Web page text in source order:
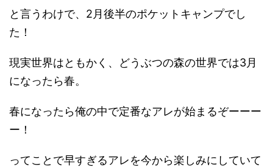
と言うわけで、2月後半のポケットキャンプでし
た！
現実世界はともかく、どうぶつの森の世界では3月
になったら春。
春になったら俺の中で定番なアレが始まるぞーーー
ー！
ってことで早すぎるアレを今から楽しみにしていて